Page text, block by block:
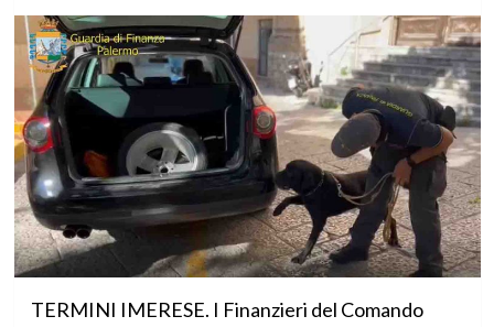
TERMINI IMERESE. I Finanzieri del Comando